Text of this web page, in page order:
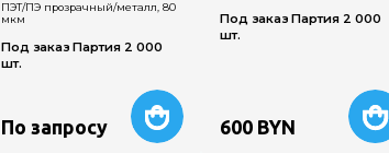
ПЭТ/ПЭ прозрачный/металл, 80
мкм
Под заказ Партия 2 000
шт.
По запросу
Под заказ Партия 2 000
шт.
600 BYN